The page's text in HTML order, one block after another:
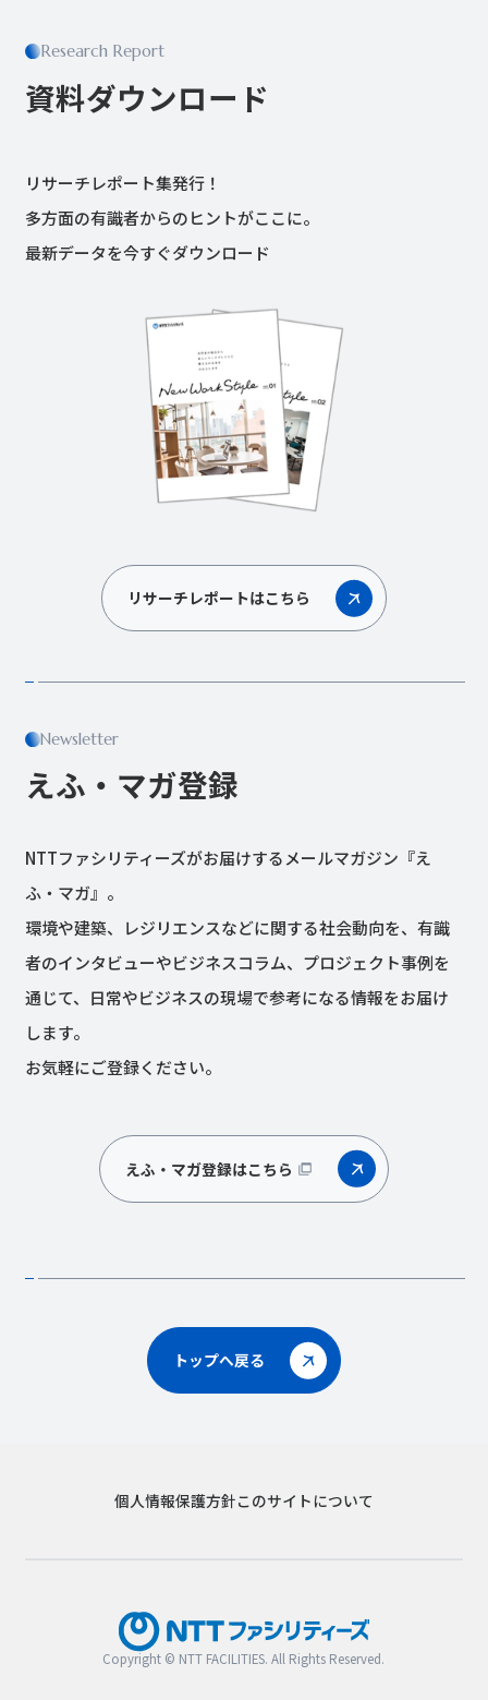
Research Report
資料ダウンロード
リサーチレポート集発行！
多方面の有識者からのヒントがここに。
最新データを今すぐダウンロード
リサーチレポートはこちら
Newsletter
えふ・マガ登録
NTTファシリティーズがお届けするメールマガジン『え
ふ・マガ』。
環境や建築、レジリエンスなどに関する社会動向を、有識
者のインタビューやビジネスコラム、プロジェクト事例を
通じて、日常やビジネスの現場で参考になる情報をお届け
します。
お気軽にご登録ください。
えふ・マガ登録はこちら
トップへ戻る
個人情報保護方針このサイトについて
Copyright © NTT FACILITIES. All Rights Reserved.